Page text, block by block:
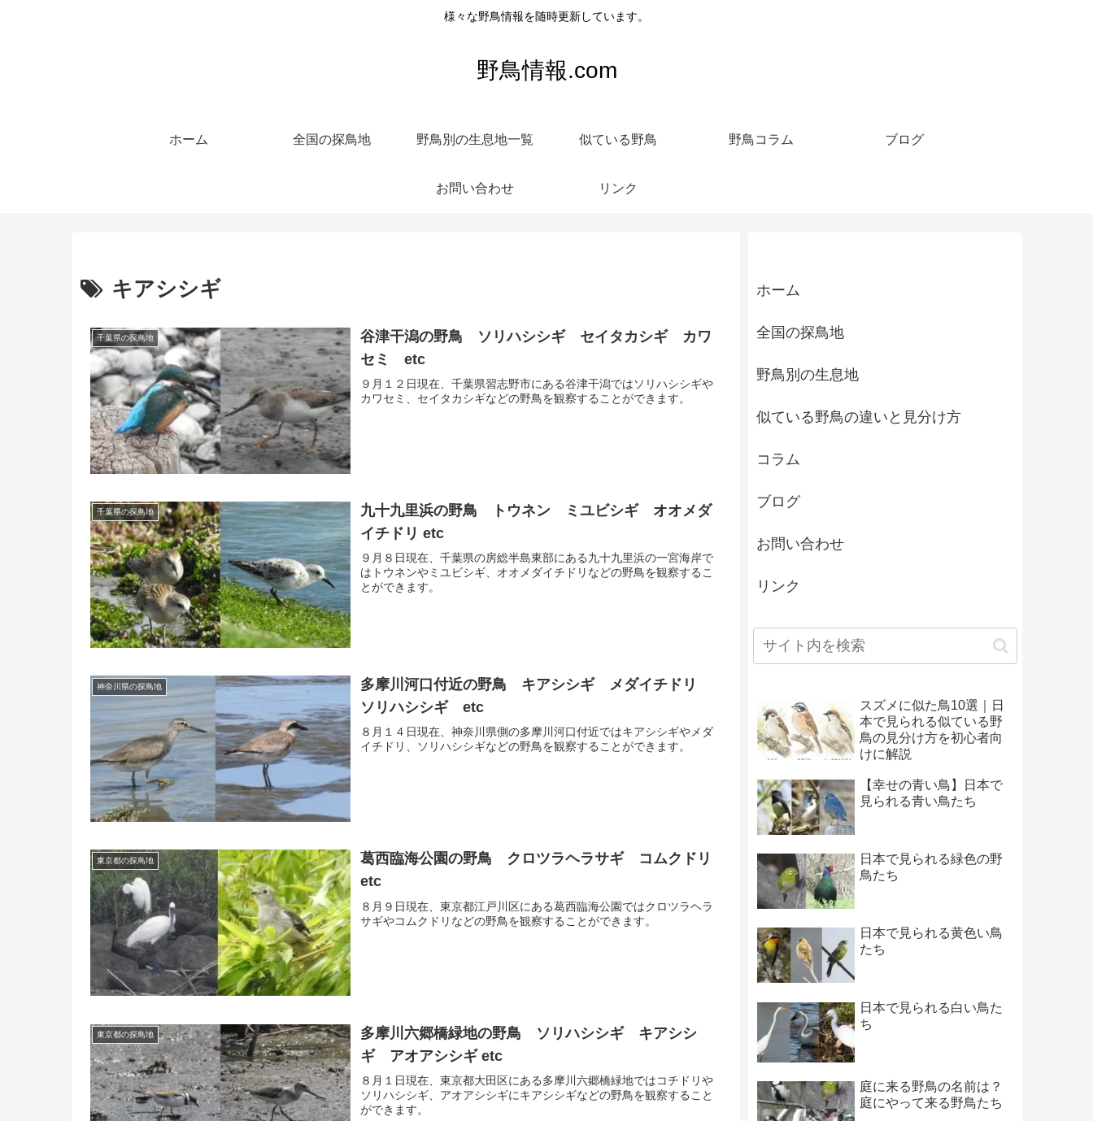
様々な野鳥情報を随時更新しています。
野鳥情報.com
ホーム 全国の探鳥地 野鳥別の生息地一覧 似ている野鳥 野鳥コラム ブログ
お問い合わせ リンク
キアシシギ
千葉県の探鳥地
谷津干潟の野鳥 ソリハシシギ セイタカシギ カワ
セミ etc
９月１２日現在、千葉県習志野市にある谷津干潟ではソリハシシギや
カワセミ、セイタカシギなどの野鳥を観察することができます。
千葉県の探鳥地
九十九里浜の野鳥 トウネン ミユビシギ オオメダ
イチドリ etc
９月８日現在、千葉県の房総半島東部にある九十九里浜の一宮海岸で
はトウネンやミユビシギ、オオメダイチドリなどの野鳥を観察するこ
とができます。
神奈川県の探鳥地
多摩川河口付近の野鳥 キアシシギ メダイチドリ
ソリハシシギ etc
８月１４日現在、神奈川県側の多摩川河口付近ではキアシシギやメダ
イチドリ、ソリハシシギなどの野鳥を観察することができます。
東京都の探鳥地
葛西臨海公園の野鳥 クロツラヘラサギ コムクドリ
etc
８月９日現在、東京都江戸川区にある葛西臨海公園ではクロツラヘラ
サギやコムクドリなどの野鳥を観察することができます。
東京都の探鳥地
多摩川六郷橋緑地の野鳥 ソリハシシギ キアシシ
ギ アオアシシギ etc
８月１日現在、東京都大田区にある多摩川六郷橋緑地ではコチドリや
ソリハシシギ、アオアシシギにキアシシギなどの野鳥を観察すること
ができます。
ホーム
全国の探鳥地
野鳥別の生息地
似ている野鳥の違いと見分け方
コラム
ブログ
お問い合わせ
リンク
スズメに似た鳥10選｜日
本で見られる似ている野
鳥の見分け方を初心者向
けに解説
【幸せの青い鳥】日本で
見られる青い鳥たち
日本で見られる緑色の野
鳥たち
日本で見られる黄色い鳥
たち
日本で見られる白い鳥た
ち
庭に来る野鳥の名前は？
庭にやって来る野鳥たち